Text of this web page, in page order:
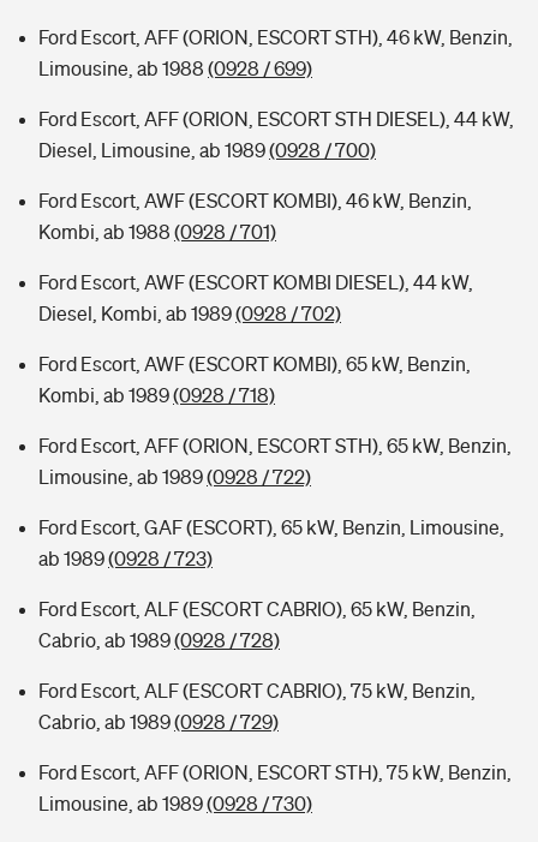
Ford Escort, AFF (ORION, ESCORT STH), 46 kW, Benzin,
Limousine, ab 1988 (0928 / 699)
Ford Escort, AFF (ORION, ESCORT STH DIESEL), 44 kW,
Diesel, Limousine, ab 1989(0928 / 700)
Ford Escort, AWF (ESCORT KOMBI), 46 kW, Benzin,
Kombi, ab 1988 (0928 / 701)
Ford Escort, AWF (ESCORT KOMBI DIESEL), 44 kW,
Diesel, Kombi, ab 1989(0928 / 702)
Ford Escort, AWF (ESCORT KOMBI), 65 kW, Benzin,
Kombi, ab 1989(0928 / 718)
Ford Escort, AFF (ORION, ESCORT STH), 65 kW, Benzin,
Limousine, ab 1989(0928 / 722)
Ford Escort, GAF (ESCORT), 65 kW, Benzin, Limousine,
ab 1989(0928 / 723)
Ford Escort, ALF (ESCORT CABRIO), 65 kW, Benzin,
Cabrio, ab 1989(0928 / 728)
Ford Escort, ALF (ESCORT CABRIO), 75 kW, Benzin,
Cabrio, ab 1989(0928 / 729)
Ford Escort, AFF (ORION, ESCORT STH), 75 kW, Benzin,
Limousine, ab 1989(0928 / 730)